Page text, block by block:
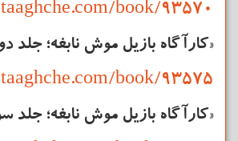
book/93570
«کارآگاه بازیل موش نابغه؛ جلد
book/93575
«کارآگاه بازیل موش نابغه؛ جلد